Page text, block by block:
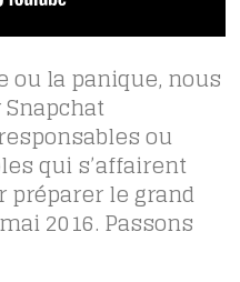
ou la panique, nous
ou
qui s’affairent
le grand
2016. Passons